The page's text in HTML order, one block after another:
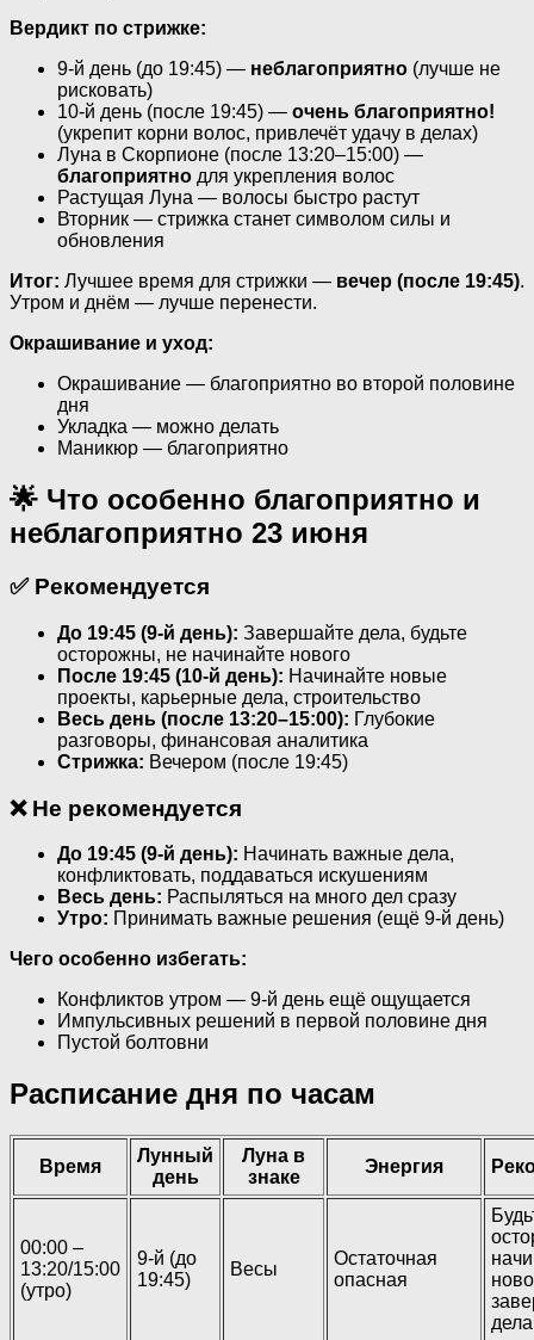
Вердикт по стрижке:
9-й день (до 19:45) — неблагоприятно (лучше не
рисковать)
10-й день (после 19:45) — очень благоприятно!
(укрепит корни волос, привлечёт удачу в делах)
Луна в Скорпионе (после 13:20–15:00) —
благоприятно для укрепления волос
Растущая Луна — волосы быстро растут
Вторник — стрижка станет символом силы и
обновления
Итог: Лучшее время для стрижки — вечер (после 19:45).
Утром и днём — лучше перенести.
Окрашивание и уход:
Окрашивание — благоприятно во второй половине
дня
Укладка — можно делать
Маникюр — благоприятно
🌟 Что особенно благоприятно и
неблагоприятно 23 июня
✅ Рекомендуется
До 19:45 (9-й день): Завершайте дела, будьте
осторожны, не начинайте нового
После 19:45 (10-й день): Начинайте новые
проекты, карьерные дела, строительство
Весь день (после 13:20–15:00): Глубокие
разговоры, финансовая аналитика
Стрижка: Вечером (после 19:45)
❌ Не рекомендуется
До 19:45 (9-й день): Начинать важные дела,
конфликтовать, поддаваться искушениям
Весь день: Распыляться на много дел сразу
Утро: Принимать важные решения (ещё 9-й день)
Чего особенно избегать:
Конфликтов утром — 9-й день ещё ощущается
Импульсивных решений в первой половине дня
Пустой болтовни
Расписание дня по часам
Время
Лунный
день
Луна в
знаке
Энергия
00:00 –
13:20/15:00
(утро)
9-й (до
19:45)
Весы
Остаточная
опасная
дела